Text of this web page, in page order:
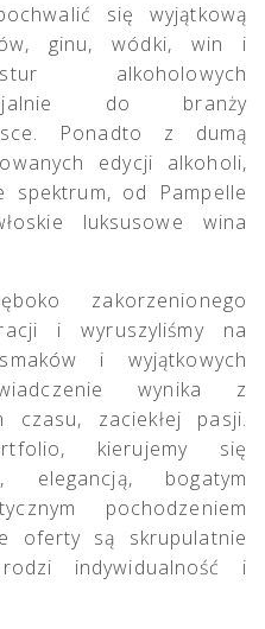
się wyjątkową
ginu, wódki, win i
alkoholowych
do branży
Ponadto z dumą
edycji alkoholi,
spektrum, od Pampelle
luksusowe wina
zakorzenionego
i wyruszyliśmy na
i wyjątkowych
wynika z
czasu, zaciekłej pasji.
kierujemy się
elegancją, bogatym
pochodzeniem
oferty są skrupulatnie
indywidualność i